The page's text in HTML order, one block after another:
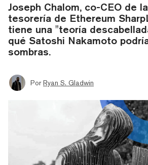
Joseph Chalom, co-CEO de
tesorería de Ethereum
tiene una "teoría
qué Satoshi Nakamoto
sombras.
Por Ryan S. Gladwin